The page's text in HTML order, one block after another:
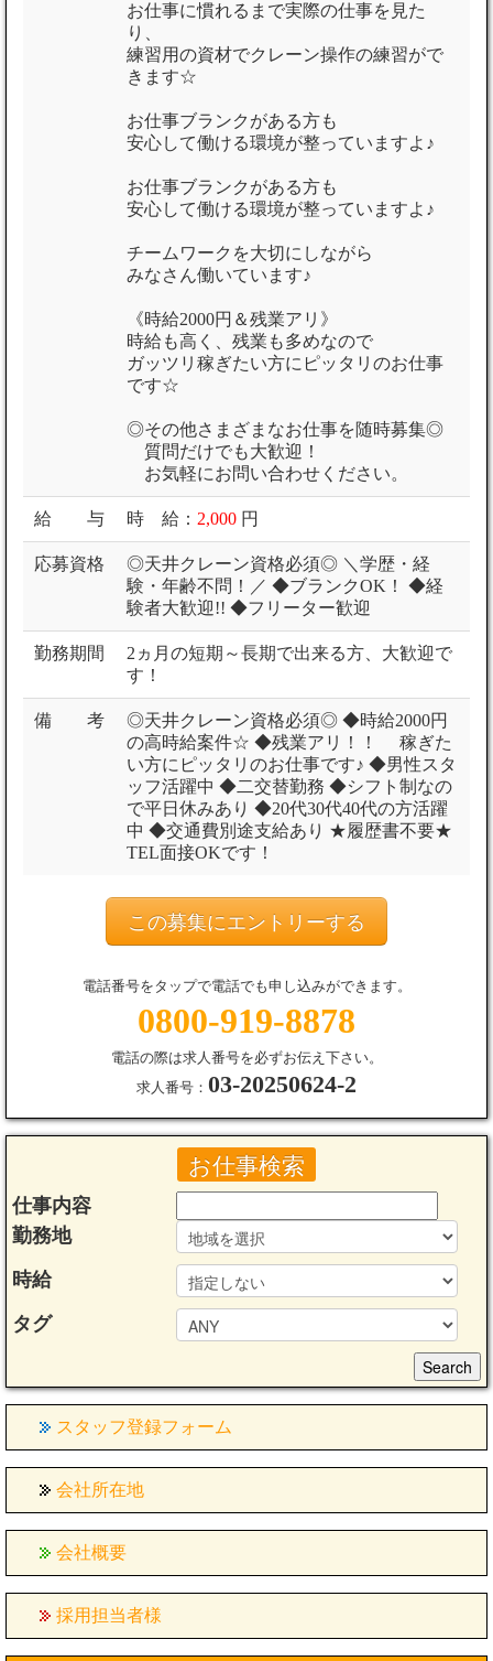
お仕事に慣れるまで実際の仕事を見た
り、
練習用の資材でクレーン操作の練習がで
きます☆
お仕事ブランクがある方も
安心して働ける環境が整っていますよ♪
お仕事ブランクがある方も
安心して働ける環境が整っていますよ♪
チームワークを大切にしながら
みなさん働いています♪
《時給2000円＆残業アリ》
時給も高く、残業も多めなので
ガッツリ稼ぎたい方にピッタリのお仕事
です☆
◎その他さまざまなお仕事を随時募集◎
質問だけでも大歓迎！
お気軽にお問い合わせください。
給 与 時 給： 2,000 円
応募資格
◎天井クレーン資格必須◎ ＼学歴・経
験・年齢不問！／ ◆ブランクOK！ ◆経
験者大歓迎!! ◆フリーター歓迎
勤務期間
2ヵ月の短期～長期で出来る方、大歓迎で
す！
備 考
◎天井クレーン資格必須◎ ◆時給2000円
の高時給案件☆ ◆残業アリ！！ 稼ぎた
い方にピッタリのお仕事です♪ ◆男性スタ
ッフ活躍中 ◆二交替勤務 ◆シフト制なの
で平日休みあり ◆20代30代40代の方活躍
中 ◆交通費別途支給あり ★履歴書不要★
TEL面接OKです！
この募集にエントリーする
電話番号をタップで電話でも申し込みができます。
0800-919-8878
電話の際は求人番号を必ずお伝え下さい。
求人番号： 03-20250624-2
お仕事検索
仕事内容
勤務地
時給
タグ
スタッフ登録フォーム
会社所在地
会社概要
採用担当者様